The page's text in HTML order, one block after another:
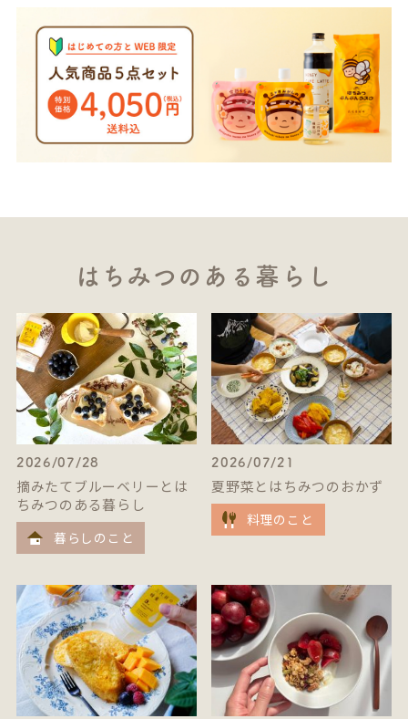
はちみつのある暮らし
2026/07/28
摘みたてブルーベリーとは
ちみつのある暮らし
暮らしのこと
2026/07/21
夏野菜とはちみつのおかず
料理のこと